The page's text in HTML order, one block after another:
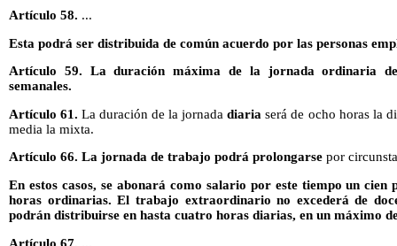
Artículo 58. ...
Esta podrá ser distribuida de común acuerdo por las personas
Artículo 59. La duración máxima de la jornada ordinaria
semanales.
Artículo 61. La duración de la jornadadiaria será de ocho horas la
media la mixta.
Artículo 66. La jornada de trabajo podrá prolongarse por
En estos casos, se abonará como salario por este tiempo un
horas ordinarias. El trabajo extraordinario no excederá de
podrán distribuirse en hasta cuatro horas diarias, en un máximo
Artículo 67. ...